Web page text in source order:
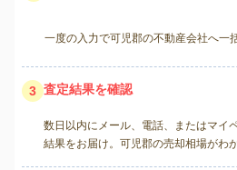
一度の入力で可児郡の不動産会社へ一
3 査定結果を確認
数日以内にメール、電話、またはマイ
結果をお届け。可児郡の売却相場がわ